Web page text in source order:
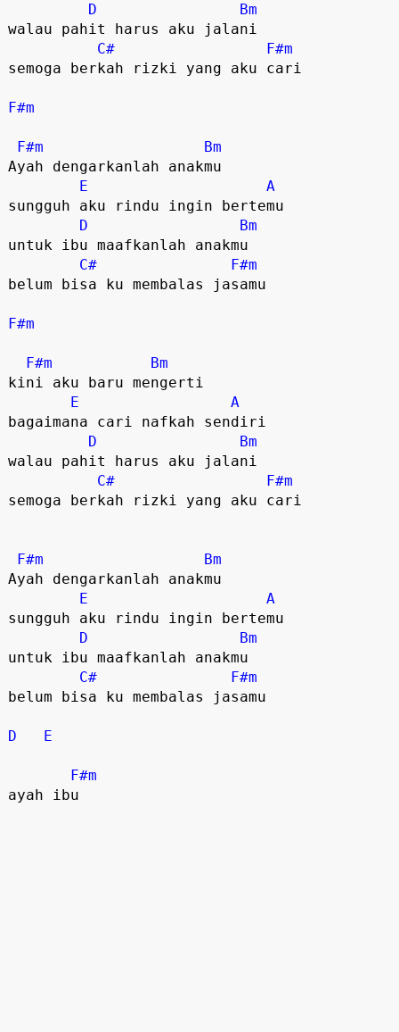
D
Bm
walau pahit harus aku jalani
C#
F#m
semoga berkah rizki yang aku cari
F#m
F#m
Bm
Ayah dengarkanlah anakmu
E
A
sungguh aku rindu ingin bertemu
D
Bm
untuk ibu maafkanlah anakmu
C#
F#m
belum bisa ku membalas jasamu
F#m
F#m
Bm
kini aku baru mengerti
E
A
bagaimana cari nafkah sendiri
D
Bm
walau pahit harus aku jalani
C#
F#m
semoga berkah rizki yang aku cari
F#m
Bm
Ayah dengarkanlah anakmu
E
A
sungguh aku rindu ingin bertemu
D
Bm
untuk ibu maafkanlah anakmu
C#
F#m
belum bisa ku membalas jasamu
D E
F#m
ayah ibu